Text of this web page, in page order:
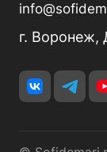
г. Воронеж,